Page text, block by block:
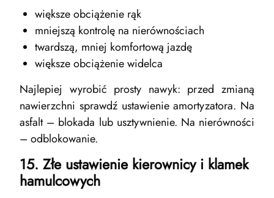
większe obciążenie rąk
mniejszą kontrolę na nierównościach
twardszą, mniej komfortową jazdę
większe obciążenie widelca
Najlepiej wyrobić prosty nawyk: przed zmianą
nawierzchni sprawdź ustawienie amortyzatora. Na
asfalt – blokada lub usztywnienie. Na nierówności
– odblokowanie.
15. Złe ustawienie kierownicy i klamek
hamulcowych